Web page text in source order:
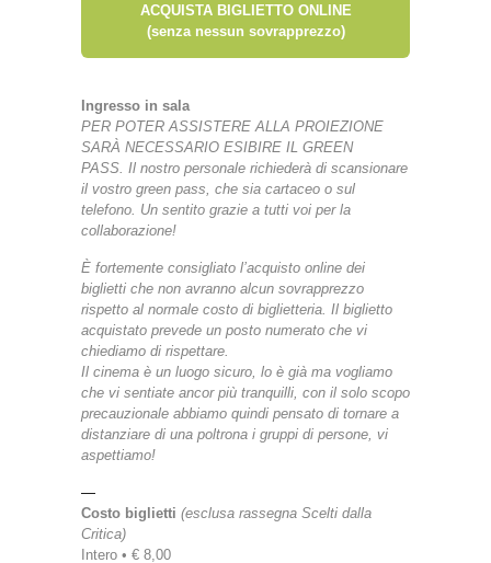
ACQUISTA BIGLIETTO ONLINE
(senza nessun sovrapprezzo)
Ingresso in sala
PER POTER ASSISTERE ALLA PROIEZIONE
SARÀ NECESSARIO ESIBIRE IL GREEN
PASS. Il nostro personale richiederà di scansionare
il vostro green pass, che sia cartaceo o sul
telefono. Un sentito grazie a tutti voi per la
collaborazione!
È fortemente consigliato l’acquisto online dei
biglietti che non avranno alcun sovrapprezzo
rispetto al normale costo di biglietteria. Il biglietto
acquistato prevede un posto numerato che vi
chiediamo di rispettare.
Il cinema è un luogo sicuro, lo è già ma vogliamo
che vi sentiate ancor più tranquilli, con il solo scopo
precauzionale abbiamo quindi pensato di tornare a
distanziare di una poltrona i gruppi di persone, vi
aspettiamo!
—
Costo biglietti (esclusa rassegna Scelti dalla
Critica)
Intero • € 8,00